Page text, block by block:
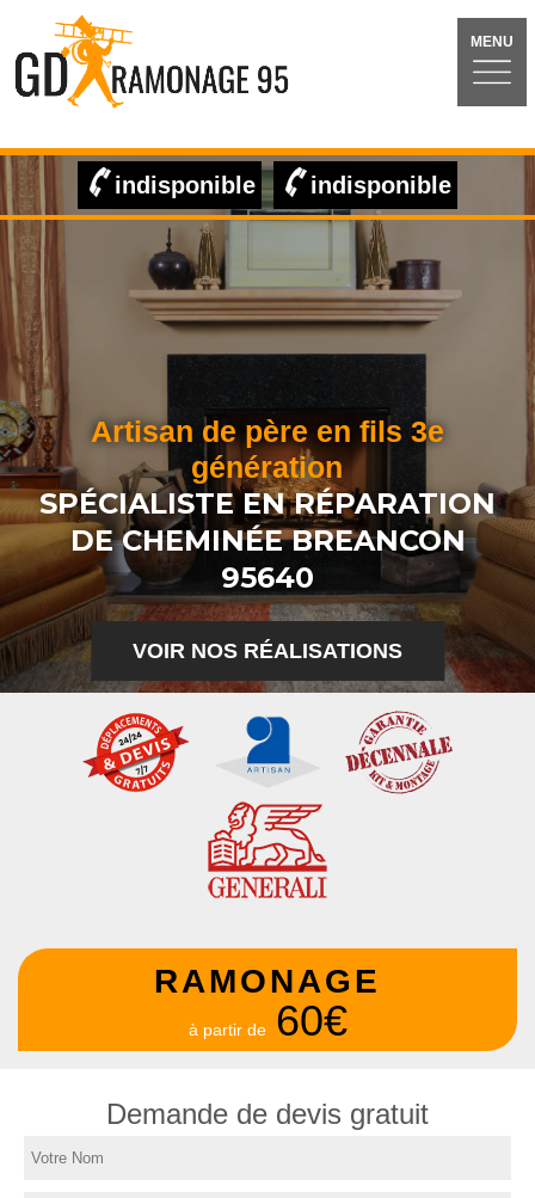
MENU
indisponible indisponible
Artisan de père en fils 3e
génération
SPÉCIALISTE EN RÉPARATION
DE CHEMINÉE BREANCON
95640
VOIR NOS RÉALISATIONS
RAMONAGE
à partir de 60€
Demande de devis gratuit